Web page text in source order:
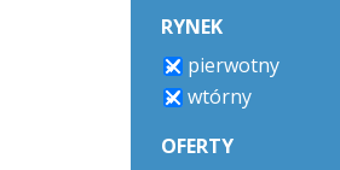
RYNEK
pierwotny
wtórny
OFERTY